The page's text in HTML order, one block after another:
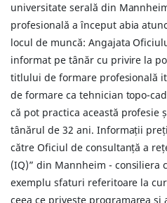
universitate serală din
profesională a început abia
locul de muncă: Angajata
informat pe tânăr cu privire la
titlului de formare profesională
de formare ca tehnician topo-
că pot practica această profesie
tânărul de 32 ani. Informații
către Oficiul de consultanță a
(IQ)” din Mannheim - consiliera
exemplu sfaturi referitoare la
ceea ce privește programarea